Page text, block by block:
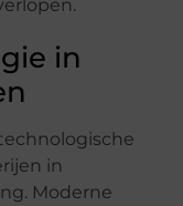
in
in
Moderne